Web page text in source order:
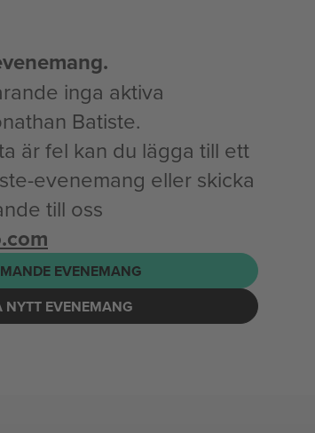
inga aktiva
Batiste.
är fel kan du lägga till ett
evenemang eller skicka
till oss
EVENEMANG
NYTT EVENEMANG